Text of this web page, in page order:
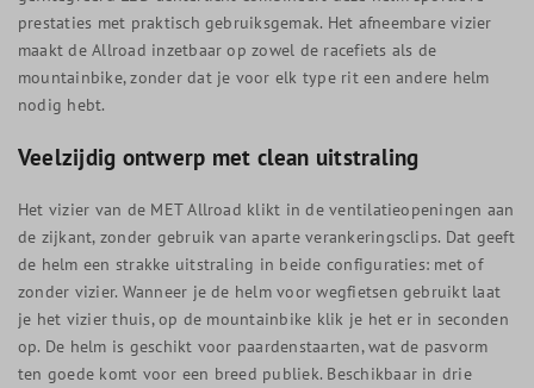
prestaties met praktisch gebruiksgemak. Het afneembare vizier
maakt de Allroad inzetbaar op zowel de racefiets als de
mountainbike, zonder dat je voor elk type rit een andere helm
nodig hebt.
Veelzijdig ontwerp met clean uitstraling
Het vizier van de MET Allroad klikt in de ventilatieopeningen aan
de zijkant, zonder gebruik van aparte verankeringsclips. Dat geeft
de helm een strakke uitstraling in beide configuraties: met of
zonder vizier. Wanneer je de helm voor wegfietsen gebruikt laat
je het vizier thuis, op de mountainbike klik je het er in seconden
op. De helm is geschikt voor paardenstaarten, wat de pasvorm
ten goede komt voor een breed publiek. Beschikbaar in drie